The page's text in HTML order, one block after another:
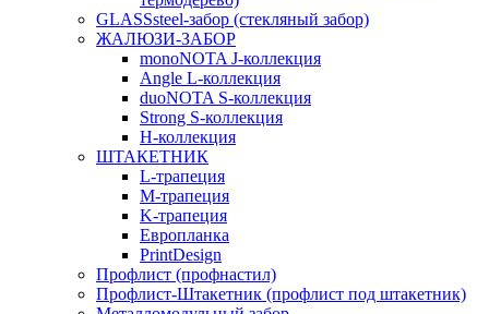
GLASSsteel-забор (стекляный забор)
ЖАЛЮЗИ-ЗАБОР
monoNOTA J-коллекция
Angle L-коллекция
duoNOTA S-коллекция
Strong S-коллекция
H-коллекция
ШТАКЕТНИК
L-трапеция
M-трапеция
K-трапеция
Европланка
PrintDesign
Профлист (профнастил)
Профлист-Штакетник (профлист под штакетник)